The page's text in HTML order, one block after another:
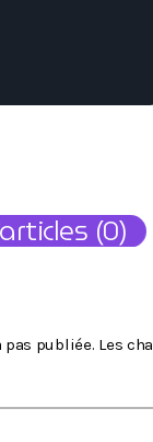
(0)
pas publiée. Les